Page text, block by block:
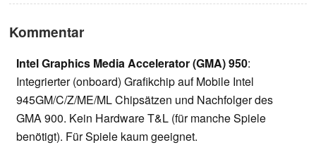
Kommentar
Intel Graphics Media Accelerator (GMA) 950:
Integrierter (onboard) Grafikchip auf Mobile Intel
945GM/C/Z/ME/ML Chipsätzen und Nachfolger des
GMA 900. Kein Hardware T&L (für manche Spiele
benötigt). Für Spiele kaum geeignet.